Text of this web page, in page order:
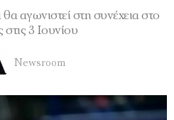
αγωνιστεί στη συνέχεια στο
3 Ιουνίου
Newsroom